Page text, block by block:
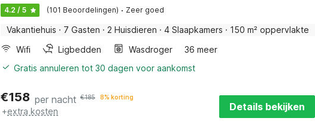
4.2 / 5 (101 Beoordelingen) · Zeer goed
Vakantiehuis · 7 Gasten · 2 Huisdieren · 4 Slaapkamers · 150 m² oppervlakte
Wifi
Ligbedden Wasdroger
36 meer
Gratis annuleren tot 30 dagen voor aankomst
€158 per nacht €185 8% korting
+extra kosten Details bekijken